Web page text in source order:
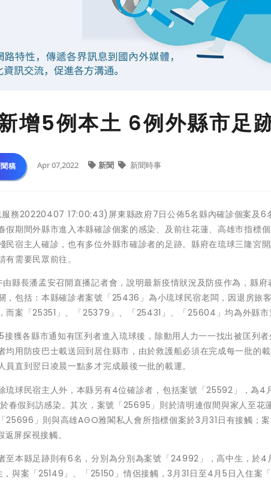
增5例本土 6例外縣市足
稿 Apr 07,2022 新聞 新聞時事
務20220407 17:00:43)屏東縣政府7日公佈5名縣內確診個案及6
假期間外縣市進入本縣確診個案的感染、及前往花蓮、高雄市指標
民宿主人確診，也有多位外縣市確診者的足跡。縣府在琉球三隆宮
有需要民眾前往。
縣長潘孟安召開直播記者會，說明最新疫情狀況及防疫作為，縣
，包括：本縣確診者案號「25436」為小琉球民宿老闆，因退房旅
而案「25351」、「25379」、「25431」、「25604」均為外縣市
獲各縣市通知有匡列者進入琉球後，除動用人力一一找出被匡列者
均用防疫巴士載送回到居住縣市，由於救護船必須在完成每一批的
員直到翌日凌晨一點多才完成最後一批的載運。
琉球民宿主人外，本縣另有4位確診者，包括案號「25592」，為
春假到訪感染。其次，案號「25695」則於清明連假間與家人至
25696」則與高雄AGO雅閣私人會所指標個案於3月31日有接觸；
屏探視接觸。
至本縣足跡則有6名，分別為分別為案號「24992」，高中生，於
與案「25149」、「25150」情侶接觸，3月31日至4月5日入住案